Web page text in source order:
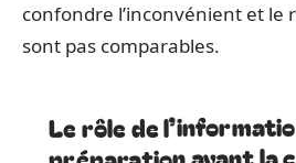
confondre l’inconvénient et le
sont pas comparables.
Le rôle de